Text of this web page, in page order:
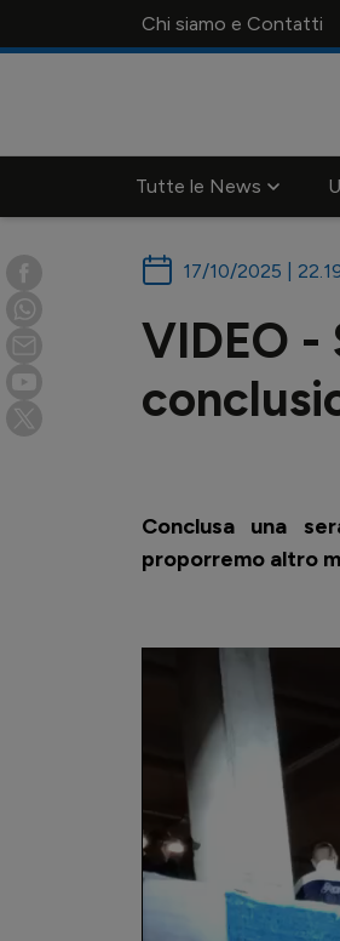
Chi siamo e Contatti
Tutte le News
17/10/2025 |
VIDEO
Conclusa una
proporremo altro